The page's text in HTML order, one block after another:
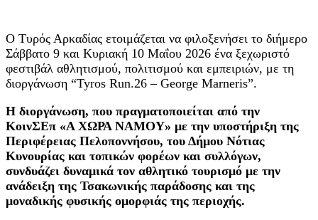
Ο Τυρός Αρκαδίας ετοιμάζεται να φιλοξενήσει το διήμερο
Σάββατο 9 και Κυριακή 10 Μαΐου 2026 ένα ξεχωριστό
φεστιβάλ αθλητισμού, πολιτισμού και εμπειριών, με τη
διοργάνωση “Tyros Run.26 – George Marneris”.
Η διοργάνωση, που πραγματοποιείται από την
ΚοινΣΕπ «Α ΧΩΡΑ ΝΑΜΟΥ» με την υποστήριξη της
Περιφέρειας Πελοποννήσου, του Δήμου Νότιας
Κυνουρίας και τοπικών φορέων και συλλόγων,
συνδυάζει δυναμικά τον αθλητικό τουρισμό με την
ανάδειξη της Τσακωνικής παράδοσης και της
μοναδικής φυσικής ομορφιάς της περιοχής.